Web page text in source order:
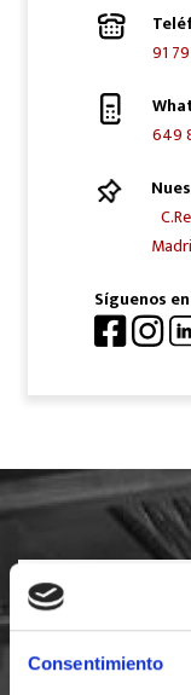
Consentimiento
91
649
Síguenos